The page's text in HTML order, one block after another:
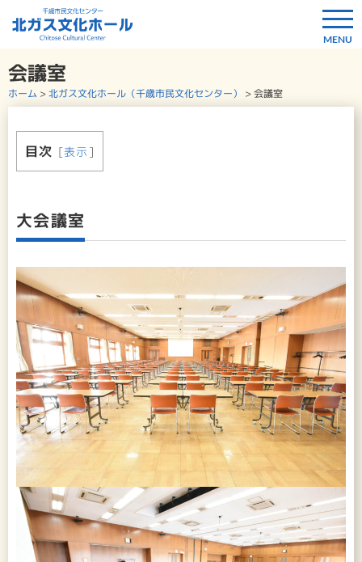
会議室
ホーム >北ガス文化ホール（千歳市民文化センター） >会議室
目次 [表示 ]
大会議室